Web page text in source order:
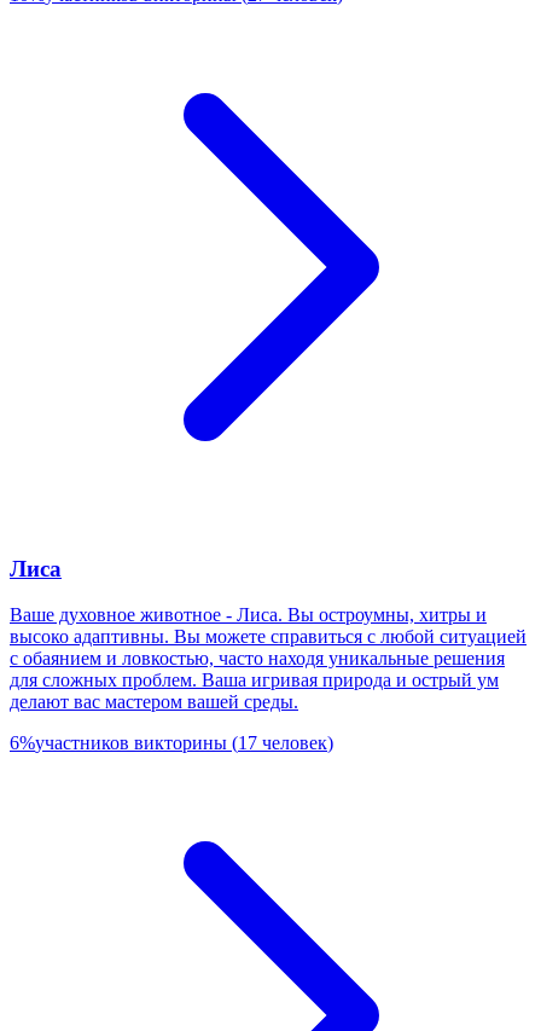
Лиса
Ваше духовное животное - Лиса. Вы остроумны, хитры и
высоко адаптивны. Вы можете справиться с любой ситуацией
с обаянием и ловкостью, часто находя уникальные решения
для сложных проблем. Ваша игривая природа и острый ум
делают вас мастером вашей среды.
6%участников викторины (17 человек)